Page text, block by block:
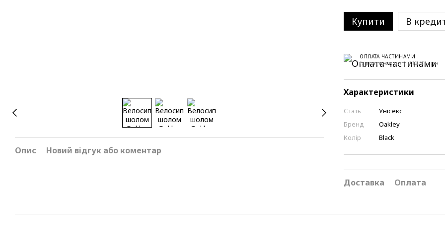
Опис Новий відгук або коментар
Купити В
ОПЛАТА ЧАСТИНАМИ
6 платежів по 1 733.33 грн
Характеристики
Стать
Унісекс
Бренд
Oakley
Колір
Black
Доставка Оплата